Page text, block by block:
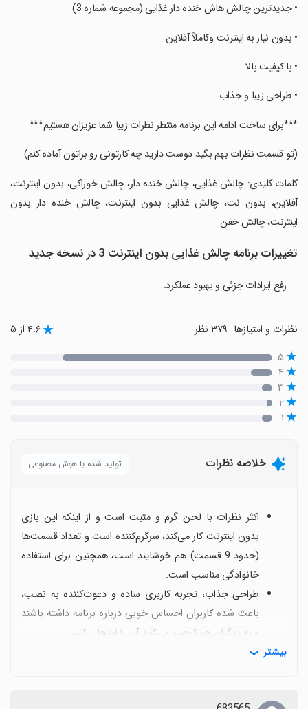
‏‏‏• جدیدترین چالش هاش خنده دار غذایی (مجموعه شماره 3)
‏‏‏• بدون نیاز به اینترنت وکاملاً آفلاین
‏‏‏• با کیفیت بالا
‏‏‏• طراحی زیبا و جذاب
‏‏‏***برای ساخت ادامه این برنامه منتظر نظرات زیبا شما عزیزان هستیم***
‏‏‏(تو قسمت نظرات بهم بگید دوست دارید چه کارتونی رو براتون آماده کنم)
‏‏‏کلمات کلیدی: چالش غذایی، چالش خنده دار، چالش خوراکی، بدون اینترنت،
آفلاین، بدون نت، چالش غذایی بدون اینترنت، چالش خنده دار بدون
اینترنت، چالش خفن
تغییرات برنامه ‏‏‏چالش غذایی بدون اینترنت 3 در نسخه جدید
رفع ایرادات جزئی و بهبود عملکرد.
نظرات و امتیازها ۴.۶ از ۵
۵
۴
۳
۲
۱
خلاصه نظرات تولید شده با هوش مصنوعی
اکثر نظرات با لحن گرم و مثبت است و از اینکه این بازی
بدون اینترنت کار می‌کند، سرگرم‌کننده است و تعداد قسمت‌ها
(حدود 9 قسمت) هم خوشایند است، همچنین برای استفاده
خانوادگی مناسب است.
طراحی جذاب، تجربه کاربری ساده و دعوت‌کننده به نصب،
باعث شده کاربران احساس خوبی درباره برنامه داشته باشند
و به دیگران هم توصیه می‌کنند آن را امتحان کنید.
با وجود استقبال بالا، بسیاری از کاربران درخواست دارند تا بیشتر